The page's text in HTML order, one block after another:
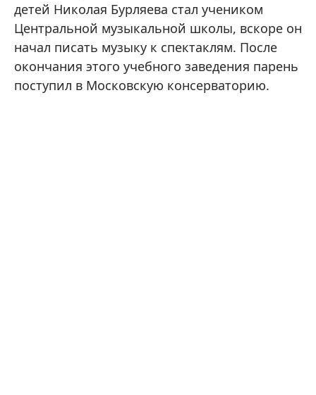
детей Николая Бурляева стал учеником
Центральной музыкальной школы, вскоре он
начал писать музыку к спектаклям. После
окончания этого учебного заведения парень
поступил в Московскую консерваторию.